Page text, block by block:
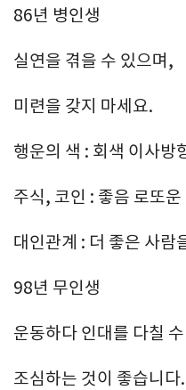
86년 병인생
실연을 겪을 수 있으며,
미련을 갖지 마세요.
행운의 색 : 회색 이사방
주식, 코인 : 좋음 로또
대인관계 : 더 좋은 사람
98년 무인생
운동하다 인대를 다칠
조심하는 것이 좋습니다.